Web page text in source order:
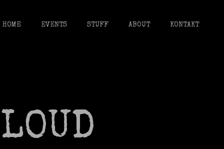
HOME EVENTS STUFF ABOUT KONTAKT